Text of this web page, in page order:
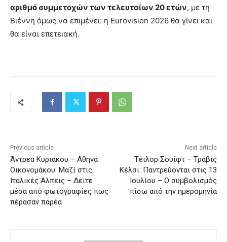
αριθμό συμμετοχών των τελευταίων 20 ετών, με τη
Βιέννη όμως να επιμένει: η Eurovision 2026 θα γίνει και
θα είναι επετειακή.
Previous article
Άντρεα Κυριάκου – Αθηνά
Οικονομάκου: Μαζί στις
Ιταλικές Άλπεις – Δείτε
μέσα από φωτογραφίες πως
πέρασαν παρέα
Next article
Τέιλορ Σουίφτ – Τράβις
Κέλσι: Παντρεύονται στις 13
Ιουλίου – Ο συμβολισμός
πίσω από την ημερομηνία